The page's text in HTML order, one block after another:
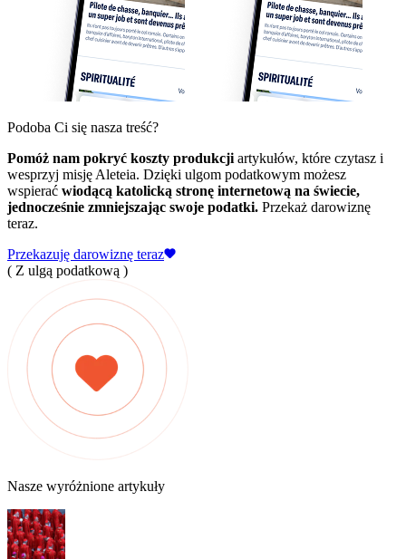
Podoba Ci się nasza treść?
Pomóż nam pokryć koszty produkcji artykułów, które czytasz i
wesprzyj misję Aleteia. Dzięki ulgom podatkowym możesz
wspierać wiodącą katolicką stronę internetową na świecie,
jednocześnie zmniejszając swoje podatki. Przekaż darowiznę
teraz.
Przekazuję darowiznę teraz
( Z ulgą podatkową )
Nasze wyróżnione artykuły